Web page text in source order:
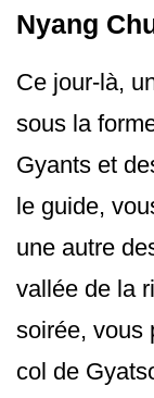
Nyang
Ce jour-là,
sous la
Gyants et
le guide,
une autre
vallée de la
soirée, vous
col de